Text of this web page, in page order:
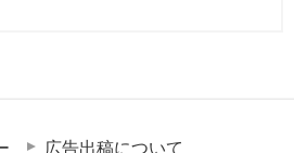
広告出稿について